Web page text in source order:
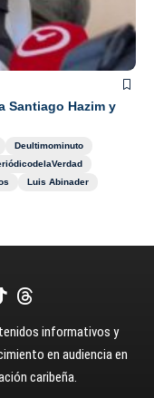
Santiago Hazim y
Deultimominuto
Luis Abinader
informativos y
en audiencia en
caribeña.